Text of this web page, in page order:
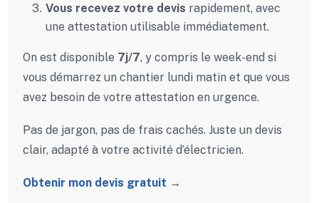
Vous recevez votre devis rapidement, avec
une attestation utilisable immédiatement.
On est disponible 7j/7, y compris le week-end si
vous démarrez un chantier lundi matin et que vous
avez besoin de votre attestation en urgence.
Pas de jargon, pas de frais cachés. Juste un devis
clair, adapté à votre activité d’électricien.
Obtenir mon devis gratuit →